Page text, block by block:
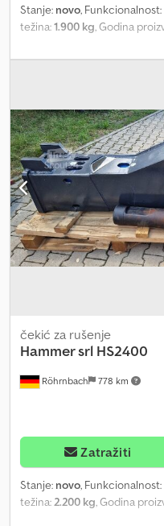
Stanje: novo, Funkcionalnost:
težina:1.900 kg, Godina
za bagere od 20 tona i više.
punjenje i hidraulične creva.
Röhrnbach 778 km
čekić za rušenje
Hammer srl HS2400
Zatražiti
Stanje: novo, Funkcionalnost:
težina:2.200 kg, Godina
čekić. Za bagere od 22 do